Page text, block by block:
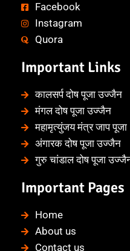
Facebook
Instagram
Quora
Important Links
कालसर्प दोष पूजा उज्जैन
मंगल दोष पूजा उज्जैन
महामृत्युंजय मंत्र जाप पूजा
अंगारक दोष पूजा उज्जैन
गुरु चांडाल दोष पूजा
Important Pages
Home
About us
Contact us